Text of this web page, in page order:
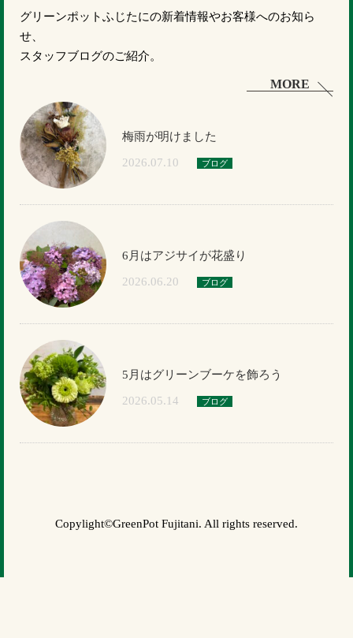
グリーンポットふじたにの新着情報やお客様へのお知ら
せ、
スタッフブログのご紹介。
MORE
梅雨が明けました
2026.07.10 ブログ
6月はアジサイが花盛り
2026.06.20 ブログ
5月はグリーンブーケを飾ろう
2026.05.14 ブログ
Copylight©GreenPot Fujitani. All rights reserved.